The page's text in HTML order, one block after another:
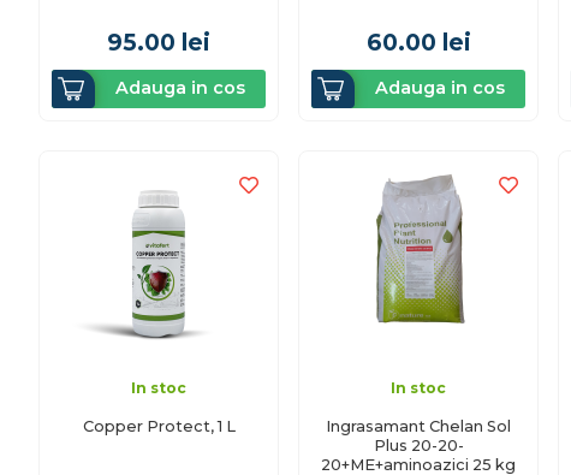
95.00 lei
Adauga in cos
60.00 lei
Adauga in cos
In stoc
Copper Protect, 1 L
In stoc
Ingrasamant Chelan Sol
Plus 20-20-
20+ME+aminoazici 25 kg